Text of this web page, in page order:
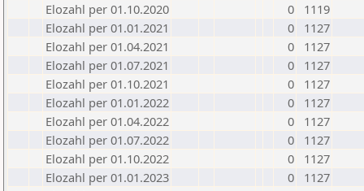
Elozahl per 01.10.2020
0
1119
Elozahl per 01.01.2021
0
1127
Elozahl per 01.04.2021
0
1127
Elozahl per 01.07.2021
0
1127
Elozahl per 01.10.2021
0
1127
Elozahl per 01.01.2022
0
1127
Elozahl per 01.04.2022
0
1127
Elozahl per 01.07.2022
0
1127
Elozahl per 01.10.2022
0
1127
Elozahl per 01.01.2023
0
1127